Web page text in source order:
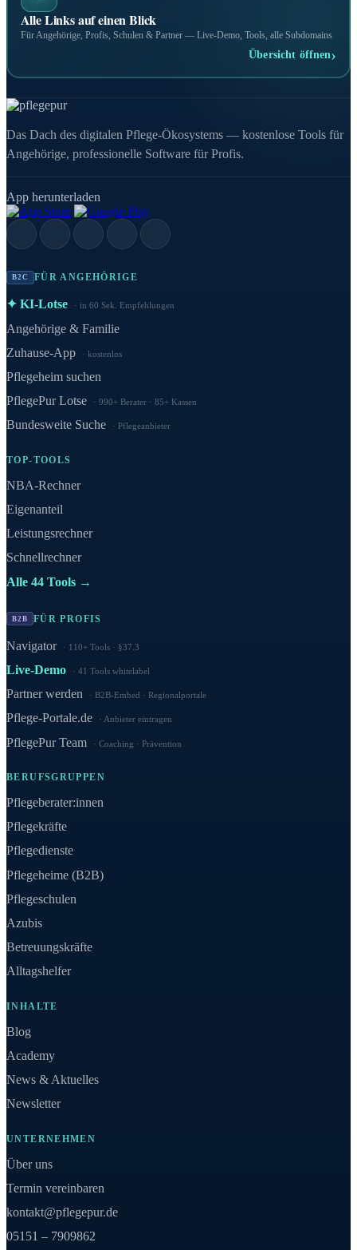
Alle Links auf einen Blick
Für Angehörige, Profis, Schulen & Partner — Live-Demo, Tools, alle Subdomains
Übersicht öffnen›
Das Dach des digitalen Pflege-Ökosystems — kostenlose Tools für
Angehörige, professionelle Software für Profis.
App herunterladen
B2C FÜR ANGEHÖRIGE
✦ KI-Lotse in 60 Sek. Empfehlungen
Angehörige & Familie
Zuhause-App
kostenlos
Pflegeheim suchen
PflegePur Lotse
990+ Berater · 85+ Kassen
Bundesweite Suche Pflegeanbieter
TOP-TOOLS
NBA-Rechner
Eigenanteil
Leistungsrechner
Schnellrechner
Alle 44 Tools →
B2B FÜR PROFIS
Navigator 110+ Tools · §37.3
Live-Demo 41 Tools whitelabel
Partner werden B2B-Embed · Regionalportale
Pflege-Portale.de Anbieter eintragen
PflegePur Team Coaching · Prävention
BERUFSGRUPPEN
Pflegeberater:innen
Pflegekräfte
Pflegedienste
Pflegeheime (B2B)
Pflegeschulen
Azubis
Betreuungskräfte
Alltagshelfer
INHALTE
Blog
Academy
News & Aktuelles
Newsletter
UNTERNEHMEN
Über uns
Termin vereinbaren
kontakt@pflegepur.de
05151 – 7909862